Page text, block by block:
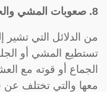
8. صعوبات المشي والجلوس:
من الدلائل التي تشير
تستطيع المشي أو
الجماع أو قوته مع
معها والتي تختلف عن